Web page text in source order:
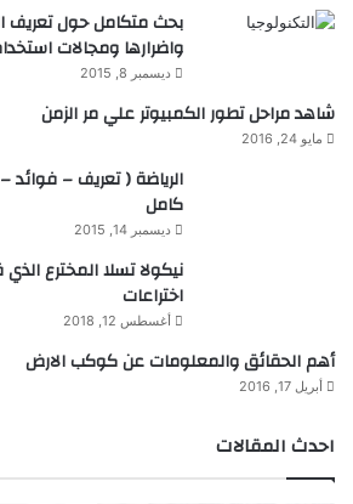
بحث متكامل حول تعريف
واضرارها ومجالات
ديسمبر 8, 2015
شاهد مراحل تطور الكمبيوتر علي مر الزمن
مايو 24, 2016
الرياضة ( تعريف –
كامل
ديسمبر 14, 2015
اختراعات
أغسطس 12, 2018
أهم الحقائق والمعلومات عن كوكب الارض
أبريل 17, 2016
احدث المقالات